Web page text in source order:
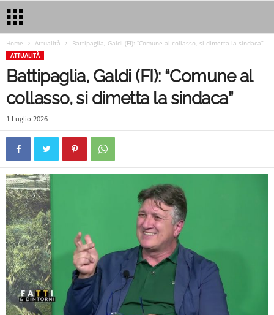
Home Attualità Battipaglia, Galdi (FI): “Comune al collasso, si dimetta la sindaca”
ATTUALITÀ
Battipaglia, Galdi (FI): “Comune al
collasso, si dimetta la sindaca”
1 Luglio 2026